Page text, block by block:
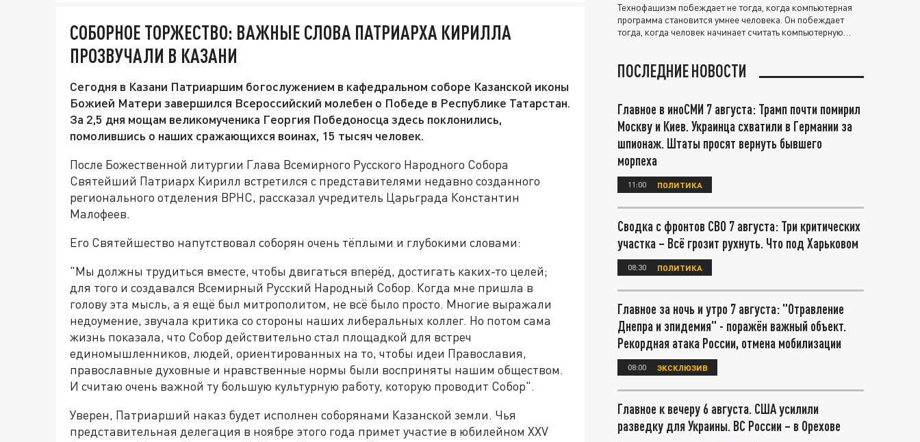
СОБОРНОЕ ТОРЖЕСТВО: ВАЖНЫЕ СЛОВА ПАТРИАРХА КИРИЛЛА
ПРОЗВУЧАЛИ В КАЗАНИ
Сегодня в Казани Патриаршим богослужением в кафедральном соборе Казанской иконы
Божией Матери завершился Всероссийский молебен о Победе в Республике Татарстан.
За 2,5 дня мощам великомученика Георгия Победоносца здесь поклонились,
помолившись о наших сражающихся воинах, 15 тысяч человек.
После Божественной литургии Глава Всемирного Русского Народного Собора
Святейший Патриарх Кирилл встретился с представителями недавно созданного
регионального отделения ВРНС, рассказал учредитель Царьграда Константин
Малофеев.
Его Святейшество напутствовал соборян очень тёплыми и глубокими словами:
"Мы должны трудиться вместе, чтобы двигаться вперёд, достигать каких-то целей;
для того и создавался Всемирный Русский Народный Собор. Когда мне пришла в
голову эта мысль, а я ещё был митрополитом, не всё было просто. Многие выражали
недоумение, звучала критика со стороны наших либеральных коллег. Но потом сама
жизнь показала, что Собор действительно стал площадкой для встреч
единомышленников, людей, ориентированных на то, чтобы идеи Православия,
православные духовные и нравственные нормы были восприняты нашим обществом.
И считаю очень важной ту большую культурную работу, которую проводит Собор".
Уверен, Патриарший наказ будет исполнен соборянами Казанской земли. Чья
представительная делегация в ноябре этого года примет участие в юбилейном XXV
Технофашизм побеждает не тогда, когда компьютерная
программа становится умнее человека. Он побеждает
тогда, когда человек начинает считать компьютерную
ПОСЛЕДНИЕ НОВОСТИ
Главное в иноСМИ 7 августа: Трамп почти помирил
Москву и Киев. Украинца схватили в Германии за
шпионаж. Штаты просят вернуть бывшего
морпеха
11:00 ПОЛИТИКА
Сводка с фронтов СВО 7 августа: Три критических
участка – Всё грозит рухнуть. Что под Харьковом
08:30 ПОЛИТИКА
Главное за ночь и утро 7 августа: "Отравление
Днепра и эпидемия" - поражён важный объект.
Рекордная атака России, отмена мобилизации
08:00 ЭКСКЛЮЗИВ
Главное к вечеру 6 августа. США усилили
разведку для Украины. ВС России – в Орехове